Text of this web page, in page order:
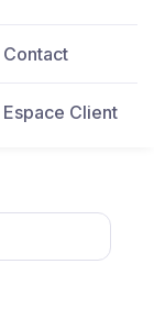
Contact
Espace Client